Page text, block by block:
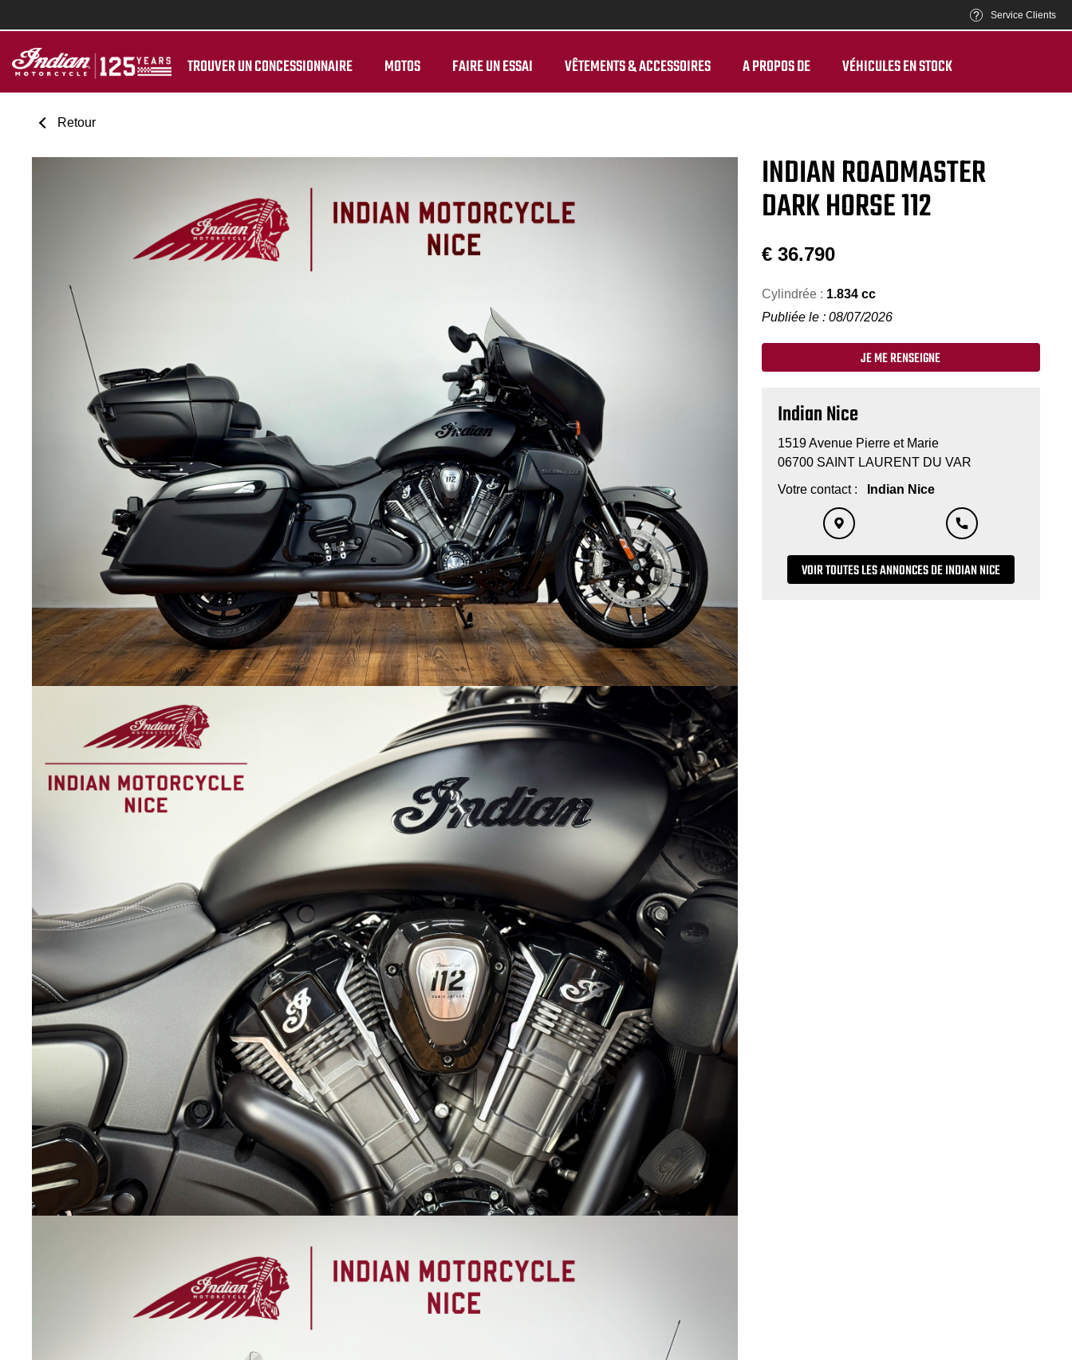
Service Clients
TROUVER UN CONCESSIONNAIRE MOTOS FAIRE UN ESSAI VÊTEMENTS & ACCESSOIRES A PROPOS DE VÉHICULES EN STOCK
Retour
INDIAN ROADMASTER
DARK HORSE 112
€ 36.790
Cylindrée : 1.834 cc
Publiée le : 08/07/2026
JE ME RENSEIGNE
Indian Nice
1519 Avenue Pierre et Marie
06700 SAINT LAURENT DU VAR
Votre contact :
Indian Nice
VOIR TOUTES LES ANNONCES DE INDIAN NICE